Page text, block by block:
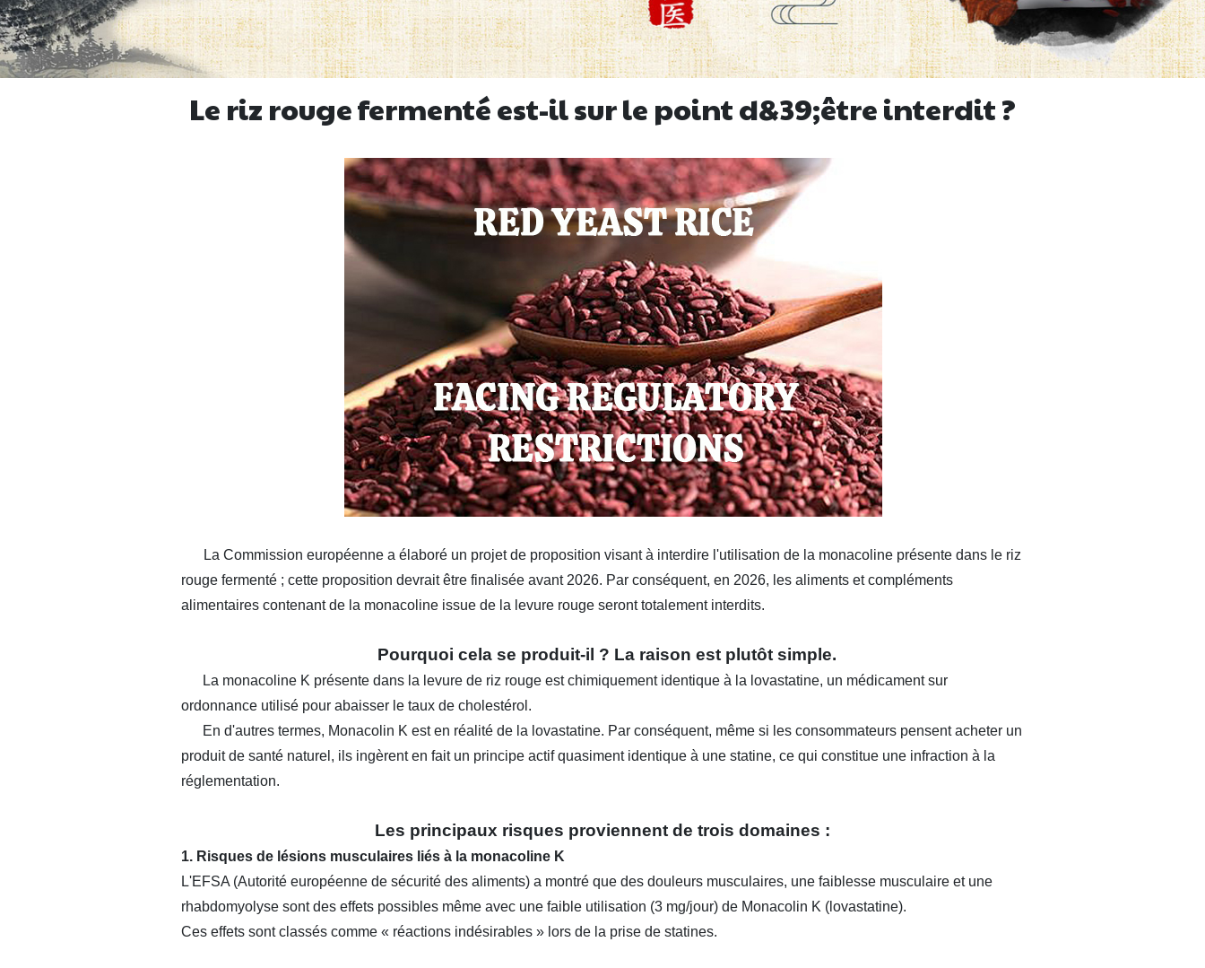
Le riz rouge fermenté est-il sur le point d&39;être interdit ?
La Commission européenne a élaboré un projet de proposition visant à interdire l'utilisation de la monacoline présente dans le riz
rouge fermenté ; cette proposition devrait être finalisée avant 2026. Par conséquent, en 2026, les aliments et compléments
alimentaires contenant de la monacoline issue de la levure rouge seront totalement interdits.
Pourquoi cela se produit-il ? La raison est plutôt simple.
La monacoline K présente dans la levure de riz rouge est chimiquement identique à la lovastatine, un médicament sur
ordonnance utilisé pour abaisser le taux de cholestérol.
En d'autres termes, Monacolin K est en réalité de la lovastatine. Par conséquent, même si les consommateurs pensent acheter un
produit de santé naturel, ils ingèrent en fait un principe actif quasiment identique à une statine, ce qui constitue une infraction à la
réglementation.
Les principaux risques proviennent de trois domaines :
1. Risques de lésions musculaires liés à la monacoline K
L'EFSA (Autorité européenne de sécurité des aliments) a montré que des douleurs musculaires, une faiblesse musculaire et une
rhabdomyolyse sont des effets possibles même avec une faible utilisation (3 mg/jour) de Monacolin K (lovastatine).
Ces effets sont classés comme « réactions indésirables » lors de la prise de statines.